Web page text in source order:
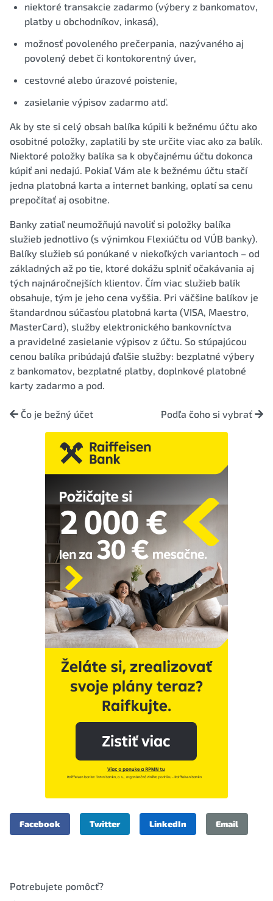
niektoré transakcie zadarmo (výbery z bankomatov,
platby u obchodníkov, inkasá),
možnosť povoleného prečerpania, nazývaného aj
povolený debet či kontokorentný úver,
cestovné alebo úrazové poistenie,
zasielanie výpisov zadarmo atď.
Ak by ste si celý obsah balíka kúpili k bežnému účtu ako
osobitné položky, zaplatili by ste určite viac ako za balík.
Niektoré položky balíka sa k obyčajnému účtu dokonca
kúpiť ani nedajú. Pokiaľ Vám ale k bežnému účtu stačí
jedna platobná karta a internet banking, oplatí sa cenu
prepočítať aj osobitne.
Banky zatiaľ neumožňujú navoliť si položky balíka
služieb jednotlivo (s výnimkou Flexiúčtu od VÚB banky).
Balíky služieb sú ponúkané v niekoľkých variantoch – od
základných až po tie, ktoré dokážu splniť očakávania aj
tých najnáročnejších klientov. Čím viac služieb balík
obsahuje, tým je jeho cena vyššia. Pri väčšine balíkov je
štandardnou súčasťou platobná karta (VISA, Maestro,
MasterCard), služby elektronického bankovníctva
a pravidelné zasielanie výpisov z účtu. So stúpajúcou
cenou balíka pribúdajú ďalšie služby: bezplatné výbery
z bankomatov, bezplatné platby, doplnkové platobné
karty zadarmo a pod.
Čo je bežný účet Podľa čoho si vybrať
Facebook Twitter LinkedIn Email
Potrebujete pomôcť?